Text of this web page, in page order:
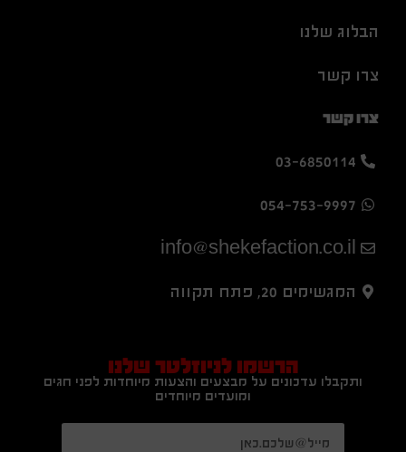
הבלוג שלנו
צרו קשר
צרו קשר
03-6850114
054-753-9997
info@shekefaction.co.il
המגשימים 20, פתח תקווה
הרשמו לניוזלטר שלנו
ותקבלו עדכונים על מבצעים והצעות מיוחדות לפני חגים
ומועדים מיוחדים